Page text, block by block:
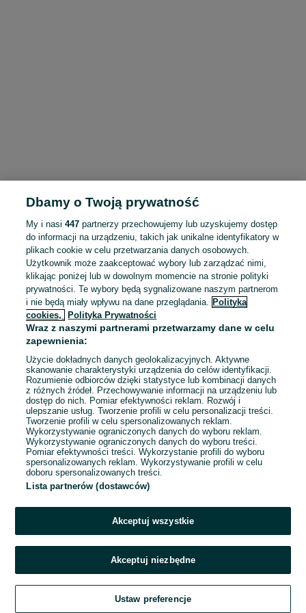
To ogłoszenie nie jest już dostępne
Przejdź na stronę główną
Dbamy o Twoją prywatność
My i nasi447 partnerzy przechowujemy lub uzyskujemy dostęp
do informacji na urządzeniu, takich jak unikalne identyfikatory w
plikach cookie w celu przetwarzania danych osobowych.
Użytkownik może zaakceptować wybory lub zarządzać nimi,
klikając poniżej lub w dowolnym momencie na stronie polityki
prywatności. Te wybory będą sygnalizowane naszym partnerom
i nie będą miały wpływu na dane przeglądania. Polityka
cookies,
Polityka Prywatności
Wraz z naszymi partnerami przetwarzamy dane w celu
zapewnienia:
Użycie dokładnych danych geolokalizacyjnych. Aktywne
skanowanie charakterystyki urządzenia do celów identyfikacji.
Rozumienie odbiorców dzięki statystyce lub kombinacji danych
z różnych źródeł. Przechowywanie informacji na urządzeniu lub
dostęp do nich. Pomiar efektywności reklam. Rozwój i
ulepszanie usług. Tworzenie profili w celu personalizacji treści.
Tworzenie profili w celu spersonalizowanych reklam.
Wykorzystywanie ograniczonych danych do wyboru reklam.
Wykorzystywanie ograniczonych danych do wyboru treści.
Pomiar efektywności treści. Wykorzystanie profili do wyboru
spersonalizowanych reklam. Wykorzystywanie profili w celu
doboru spersonalizowanych treści.
Lista partnerów (dostawców)
Akceptuj wszystkie
Akceptuj niezbędne
Ustaw preferencje